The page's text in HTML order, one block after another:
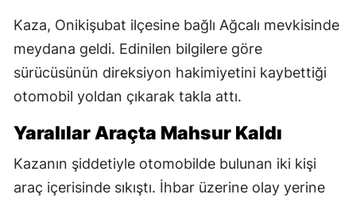
Kaza, Onikişubat ilçesine bağlı Ağcalı mevkisinde
meydana geldi. Edinilen bilgilere göre
sürücüsünün direksiyon hakimiyetini kaybettiği
otomobil yoldan çıkarak takla attı.
Yaralılar Araçta Mahsur Kaldı
Kazanın şiddetiyle otomobilde bulunan iki kişi
araç içerisinde sıkıştı. İhbar üzerine olay yerine